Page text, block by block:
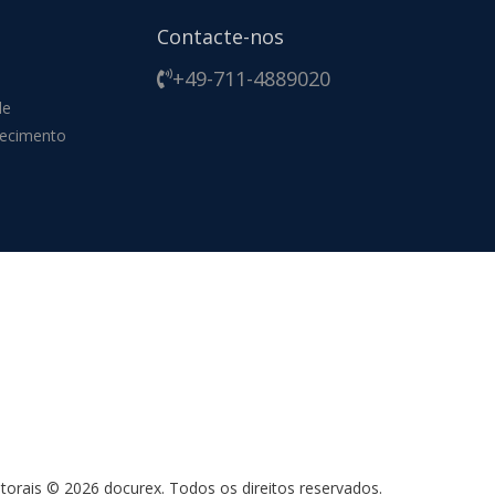
Contacte-nos
+49-711-4889020
© 2026 docurex. Todos os direitos reservados.